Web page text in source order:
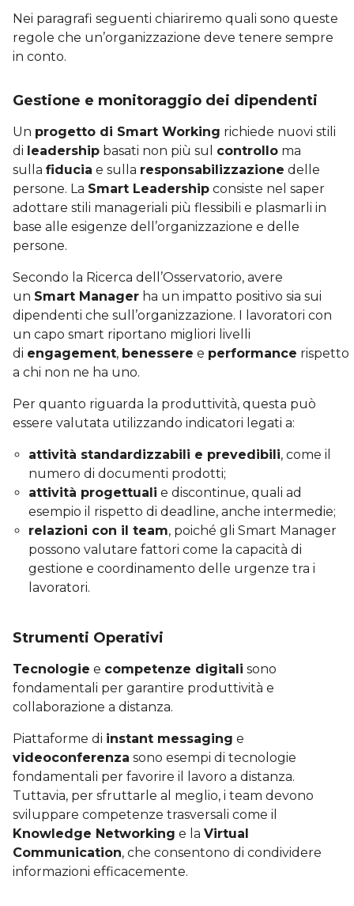
Nei paragrafi seguenti chiariremo quali sono queste
regole che un’organizzazione deve tenere sempre
in conto.
Gestione e monitoraggio dei dipendenti
Un progetto di Smart Working richiede nuovi stili
di leadership basati non più sul controllo ma
sulla fiducia e sulla responsabilizzazione delle
persone. La Smart Leadership consiste nel saper
adottare stili manageriali più flessibili e plasmarli in
base alle esigenze dell’organizzazione e delle
persone.
Secondo la Ricerca dell’Osservatorio, avere
un Smart Manager ha un impatto positivo sia sui
dipendenti che sull’organizzazione. I lavoratori con
un capo smart riportano migliori livelli
di engagement, benessere e performance rispetto
a chi non ne ha uno.
Per quanto riguarda la produttività, questa può
essere valutata utilizzando indicatori legati a:
attività standardizzabili e prevedibili, come il
numero di documenti prodotti;
attività progettuali e discontinue, quali ad
esempio il rispetto di deadline, anche intermedie;
relazioni con il team, poiché gli Smart Manager
possono valutare fattori come la capacità di
gestione e coordinamento delle urgenze tra i
lavoratori.
Strumenti Operativi
Tecnologie e competenze digitali sono
fondamentali per garantire produttività e
collaborazione a distanza.
Piattaforme di instant messaging e
videoconferenza sono esempi di tecnologie
fondamentali per favorire il lavoro a distanza.
Tuttavia, per sfruttarle al meglio, i team devono
sviluppare competenze trasversali come il
Knowledge Networking e la Virtual
Communication, che consentono di condividere
informazioni efficacemente.